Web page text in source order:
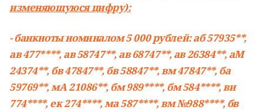
изменяющуюся цифру):
- банкноты номиналом 5 000 рублей: аб 57935**,
ав 477****, ав 58747**, ав 68747**, ав 26384**, аМ
24374**, бв 47847**, бв 58847**, вм 47847**, ба
59769**, мА 21086**, бм 989****, бм 584****, ви
774****, ек 274****, ма 587****, вм №988****, бв